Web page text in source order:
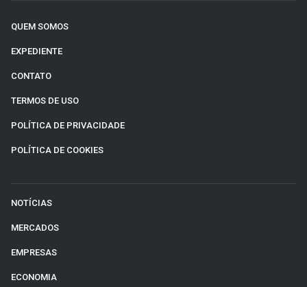
QUEM SOMOS
EXPEDIENTE
CONTATO
TERMOS DE USO
POLÍTICA DE PRIVACIDADE
POLÍTICA DE COOKIES
NOTÍCIAS
MERCADOS
EMPRESAS
ECONOMIA